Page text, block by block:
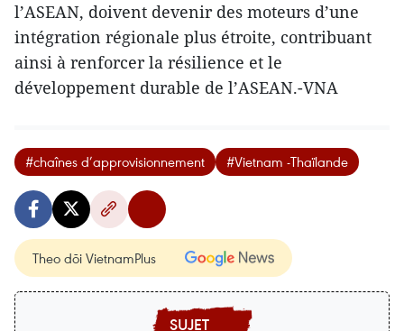
l’ASEAN, doivent devenir des moteurs d’une
intégration régionale plus étroite, contribuant
ainsi à renforcer la résilience et le
développement durable de l’ASEAN.-VNA
#chaînes d’approvisionnement #Vietnam -Thaïlande
Theo dõi VietnamPlus